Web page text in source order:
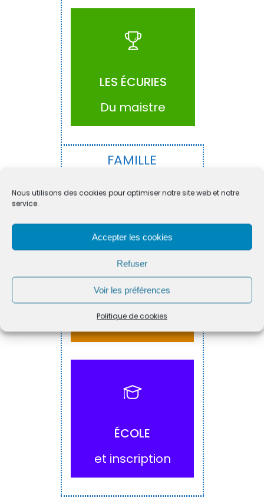
Nous utilisons des cookies pour optimiser notre site web et notre
service.
Accepter les cookies
Refuser
Voir les préférences
Politique de cookies
LES ÉCURIES
Du maistre
ACCÉDER
FAMILLE
ACCUEIL
des tout-petits
ÉCOLE
et inscription
ACCÉDER